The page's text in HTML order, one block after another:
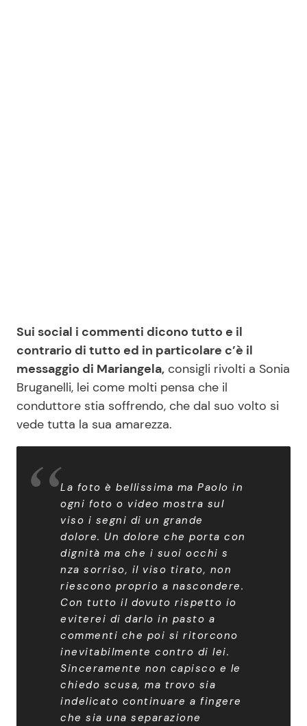
Sui social i commenti dicono tutto e il
contrario di tutto ed in particolare c’è il
messaggio di Mariangela, consigli rivolti a Sonia
Bruganelli, lei come molti pensa che il
conduttore stia soffrendo, che dal suo volto si
vede tutta la sua amarezza.
La foto è bellissima ma Paolo in
ogni foto o video mostra sul
viso i segni di un grande
dolore. Un dolore che porta con
dignità ma che i suoi occhi s
nza sorriso, il viso tirato, non
riescono proprio a nascondere.
Con tutto il dovuto rispetto io
eviterei di darlo in pasto a
commenti che poi si ritorcono
inevitabilmente contro di lei.
Sinceramente non capisco e le
chiedo scusa, ma trovo sia
indelicato continuare a fingere
che sia una separazione